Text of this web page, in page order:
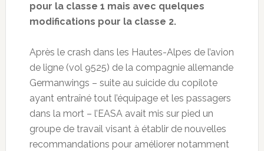
pour la classe 1 mais avec quelques
modifications pour la classe 2.
Après le crash dans les Hautes-Alpes de l’avion
de ligne (vol 9525) de la compagnie allemande
Germanwings – suite au suicide du copilote
ayant entraîné tout l’équipage et les passagers
dans la mort – l’EASA avait mis sur pied un
groupe de travail visant à établir de nouvelles
recommandations pour améliorer notamment